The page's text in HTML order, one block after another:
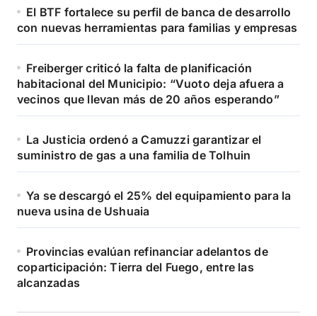
El BTF fortalece su perfil de banca de desarrollo
con nuevas herramientas para familias y empresas
Freiberger criticó la falta de planificación
habitacional del Municipio: “Vuoto deja afuera a
vecinos que llevan más de 20 años esperando”
La Justicia ordenó a Camuzzi garantizar el
suministro de gas a una familia de Tolhuin
Ya se descargó el 25% del equipamiento para la
nueva usina de Ushuaia
Provincias evalúan refinanciar adelantos de
coparticipación: Tierra del Fuego, entre las
alcanzadas